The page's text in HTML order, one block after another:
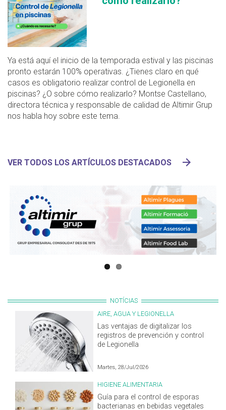
Ya está aquí el inicio de la temporada estival y las piscinas
pronto estarán 100% operativas. ¿Tienes claro en qué
casos es obligatorio realizar control de Legionella en
piscinas? ¿O sobre cómo realizarlo? Montse Castellano,
directora técnica y responsable de calidad de Altimir Grup
nos habla hoy sobre este tema.
VER TODOS LOS ARTÍCULOS DESTACADOS
NOTÍCIAS
AIRE, AGUA Y LEGIONELLA
Las ventajas de digitalizar los
registros de prevención y control
de Legionella
Martes, 28/Jul/2026
HIGIENE ALIMENTARIA
Guía para el control de esporas
bacterianas en bebidas vegetales